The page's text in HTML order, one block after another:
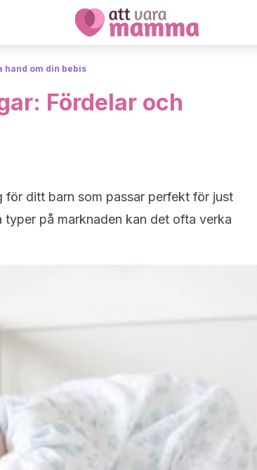
hand om din bebis
Fördelar och
för ditt barn som passar perfekt för just
typer på marknaden kan det ofta verka